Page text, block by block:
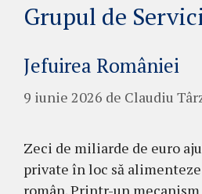
Grupul de
Jefuirea României
9 iunie 2026 de Claudiu
Zeci de miliarde de euro
private în loc să
român. Printr-un